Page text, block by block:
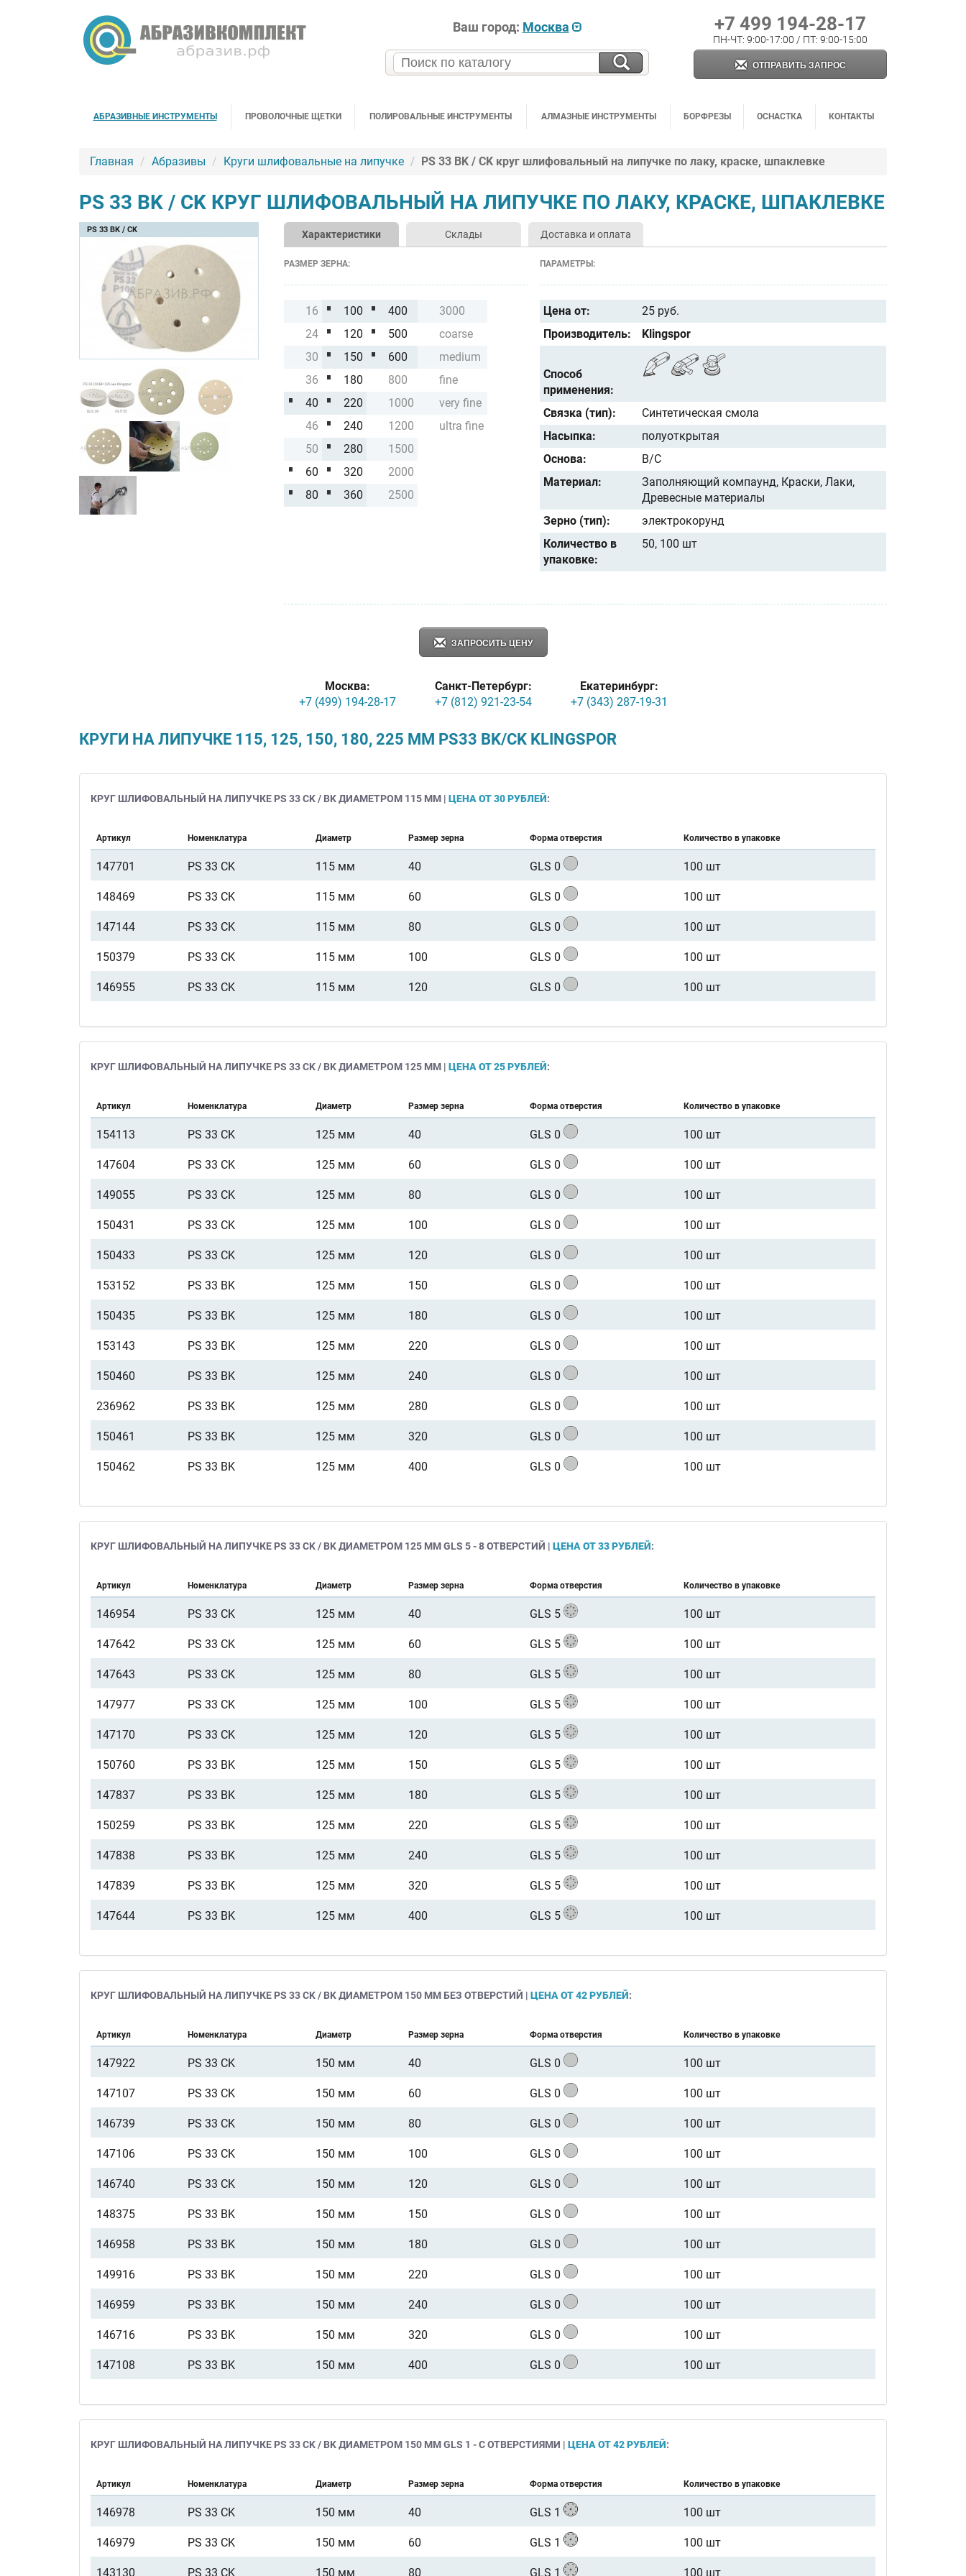
Ваш город: Москва +7 499 194-28-17
ПН-ЧТ: 9:00-17:00 / ПТ: 9:00-15:00
ОТПРАВИТЬ ЗАПРОС
АБРАЗИВНЫЕ ИНСТРУМЕНТЫ ПРОВОЛОЧНЫЕ ЩЕТКИ ПОЛИРОВАЛЬНЫЕ ИНСТРУМЕНТЫ АЛМАЗНЫЕ ИНСТРУМЕНТЫ БОРФРЕЗЫ ОСНАСТКА КОНТАКТЫ
Главная Абразивы Круги шлифовальные на липучке PS 33 BK / CK круг шлифовальный на липучке по лаку, краске, шпаклевке
PS 33 BK / CK КРУГ ШЛИФОВАЛЬНЫЙ НА ЛИПУЧКЕ ПО ЛАКУ, КРАСКЕ, ШПАКЛЕВКЕ
PS 33 BK / CK Характеристики Склады Доставка и оплата
РАЗМЕР ЗЕРНА:
16
24
30
36
40
46
50
60
80
100
120
150
180
220
240
280
320
360
400
500
600
800
1000
1200
1500
2000
2500
3000
coarse
medium
fine
very fine
ultra fine
ПАРАМЕТРЫ:
Цена от:
25 руб.
Производитель:
Klingspor
Способ
применения:
Связка (тип):
Синтетическая смола
Насыпка:
полуоткрытая
Основа:
B/C
Материал:
Заполняющий компаунд, Краски, Лаки,
Древесные материалы
Зерно (тип):
электрокорунд
Количество в
упаковке:
50, 100 шт
ЗАПРОСИТЬ ЦЕНУ
Москва:
+7 (499) 194-28-17
Санкт-Петербург:
+7 (812) 921-23-54
Екатеринбург:
+7 (343) 287-19-31
КРУГИ НА ЛИПУЧКЕ 115, 125, 150, 180, 225 ММ PS33 BK/CK KLINGSPOR
КРУГ ШЛИФОВАЛЬНЫЙ НА ЛИПУЧКЕ PS 33 CK / BK ДИАМЕТРОМ 115 ММ | ЦЕНА ОТ 30 РУБЛЕЙ:
Артикул Номенклатура Диаметр Размер зерна Форма отверстия Количество в упаковке
147701 PS 33 CK 115 мм 40 GLS 0 100 шт
148469 PS 33 CK 115 мм 60 GLS 0 100 шт
147144 PS 33 CK 115 мм 80 GLS 0 100 шт
150379 PS 33 CK 115 мм 100 GLS 0 100 шт
146955 PS 33 CK 115 мм 120 GLS 0 100 шт
КРУГ ШЛИФОВАЛЬНЫЙ НА ЛИПУЧКЕ PS 33 CK / BK ДИАМЕТРОМ 125 ММ | ЦЕНА ОТ 25 РУБЛЕЙ:
Артикул Номенклатура Диаметр Размер зерна Форма отверстия Количество в упаковке
154113 PS 33 CK 125 мм 40 GLS 0 100 шт
147604 PS 33 CK 125 мм 60 GLS 0 100 шт
149055 PS 33 CK 125 мм 80 GLS 0 100 шт
150431 PS 33 CK 125 мм 100 GLS 0 100 шт
150433 PS 33 CK 125 мм 120 GLS 0 100 шт
153152 PS 33 BK 125 мм 150 GLS 0 100 шт
150435 PS 33 BK 125 мм 180 GLS 0 100 шт
153143 PS 33 BK 125 мм 220 GLS 0 100 шт
150460 PS 33 BK 125 мм 240 GLS 0 100 шт
236962 PS 33 BK 125 мм 280 GLS 0 100 шт
150461 PS 33 BK 125 мм 320 GLS 0 100 шт
150462 PS 33 BK 125 мм 400 GLS 0 100 шт
КРУГ ШЛИФОВАЛЬНЫЙ НА ЛИПУЧКЕ PS 33 CK / BK ДИАМЕТРОМ 125 ММ GLS 5 - 8 ОТВЕРСТИЙ | ЦЕНА ОТ 33 РУБЛЕЙ:
Артикул Номенклатура Диаметр Размер зерна Форма отверстия Количество в упаковке
146954 PS 33 CK 125 мм 40 GLS 5 100 шт
147642 PS 33 CK 125 мм 60 GLS 5 100 шт
147643 PS 33 CK 125 мм 80 GLS 5 100 шт
147977 PS 33 CK 125 мм 100 GLS 5 100 шт
147170 PS 33 CK 125 мм 120 GLS 5 100 шт
150760 PS 33 BK 125 мм 150 GLS 5 100 шт
147837 PS 33 BK 125 мм 180 GLS 5 100 шт
150259 PS 33 BK 125 мм 220 GLS 5 100 шт
147838 PS 33 BK 125 мм 240 GLS 5 100 шт
147839 PS 33 BK 125 мм 320 GLS 5 100 шт
147644 PS 33 BK 125 мм 400 GLS 5 100 шт
КРУГ ШЛИФОВАЛЬНЫЙ НА ЛИПУЧКЕ PS 33 CK / BK ДИАМЕТРОМ 150 ММ БЕЗ ОТВЕРСТИЙ | ЦЕНА ОТ 42 РУБЛЕЙ:
Артикул Номенклатура Диаметр Размер зерна Форма отверстия Количество в упаковке
147922 PS 33 CK 150 мм 40 GLS 0 100 шт
147107 PS 33 CK 150 мм 60 GLS 0 100 шт
146739 PS 33 CK 150 мм 80 GLS 0 100 шт
147106 PS 33 CK 150 мм 100 GLS 0 100 шт
146740 PS 33 CK 150 мм 120 GLS 0 100 шт
148375 PS 33 BK 150 мм 150 GLS 0 100 шт
146958 PS 33 BK 150 мм 180 GLS 0 100 шт
149916 PS 33 BK 150 мм 220 GLS 0 100 шт
146959 PS 33 BK 150 мм 240 GLS 0 100 шт
146716 PS 33 BK 150 мм 320 GLS 0 100 шт
147108 PS 33 BK 150 мм 400 GLS 0 100 шт
КРУГ ШЛИФОВАЛЬНЫЙ НА ЛИПУЧКЕ PS 33 CK / BK ДИАМЕТРОМ 150 ММ GLS 1 - С ОТВЕРСТИЯМИ | ЦЕНА ОТ 42 РУБЛЕЙ:
Артикул Номенклатура Диаметр Размер зерна Форма отверстия Количество в упаковке
146978 PS 33 CK 150 мм 40 GLS 1 100 шт
146979 PS 33 CK 150 мм 60 GLS 1 100 шт
143130 PS 33 CK 150 мм 80 GLS 1 100 шт